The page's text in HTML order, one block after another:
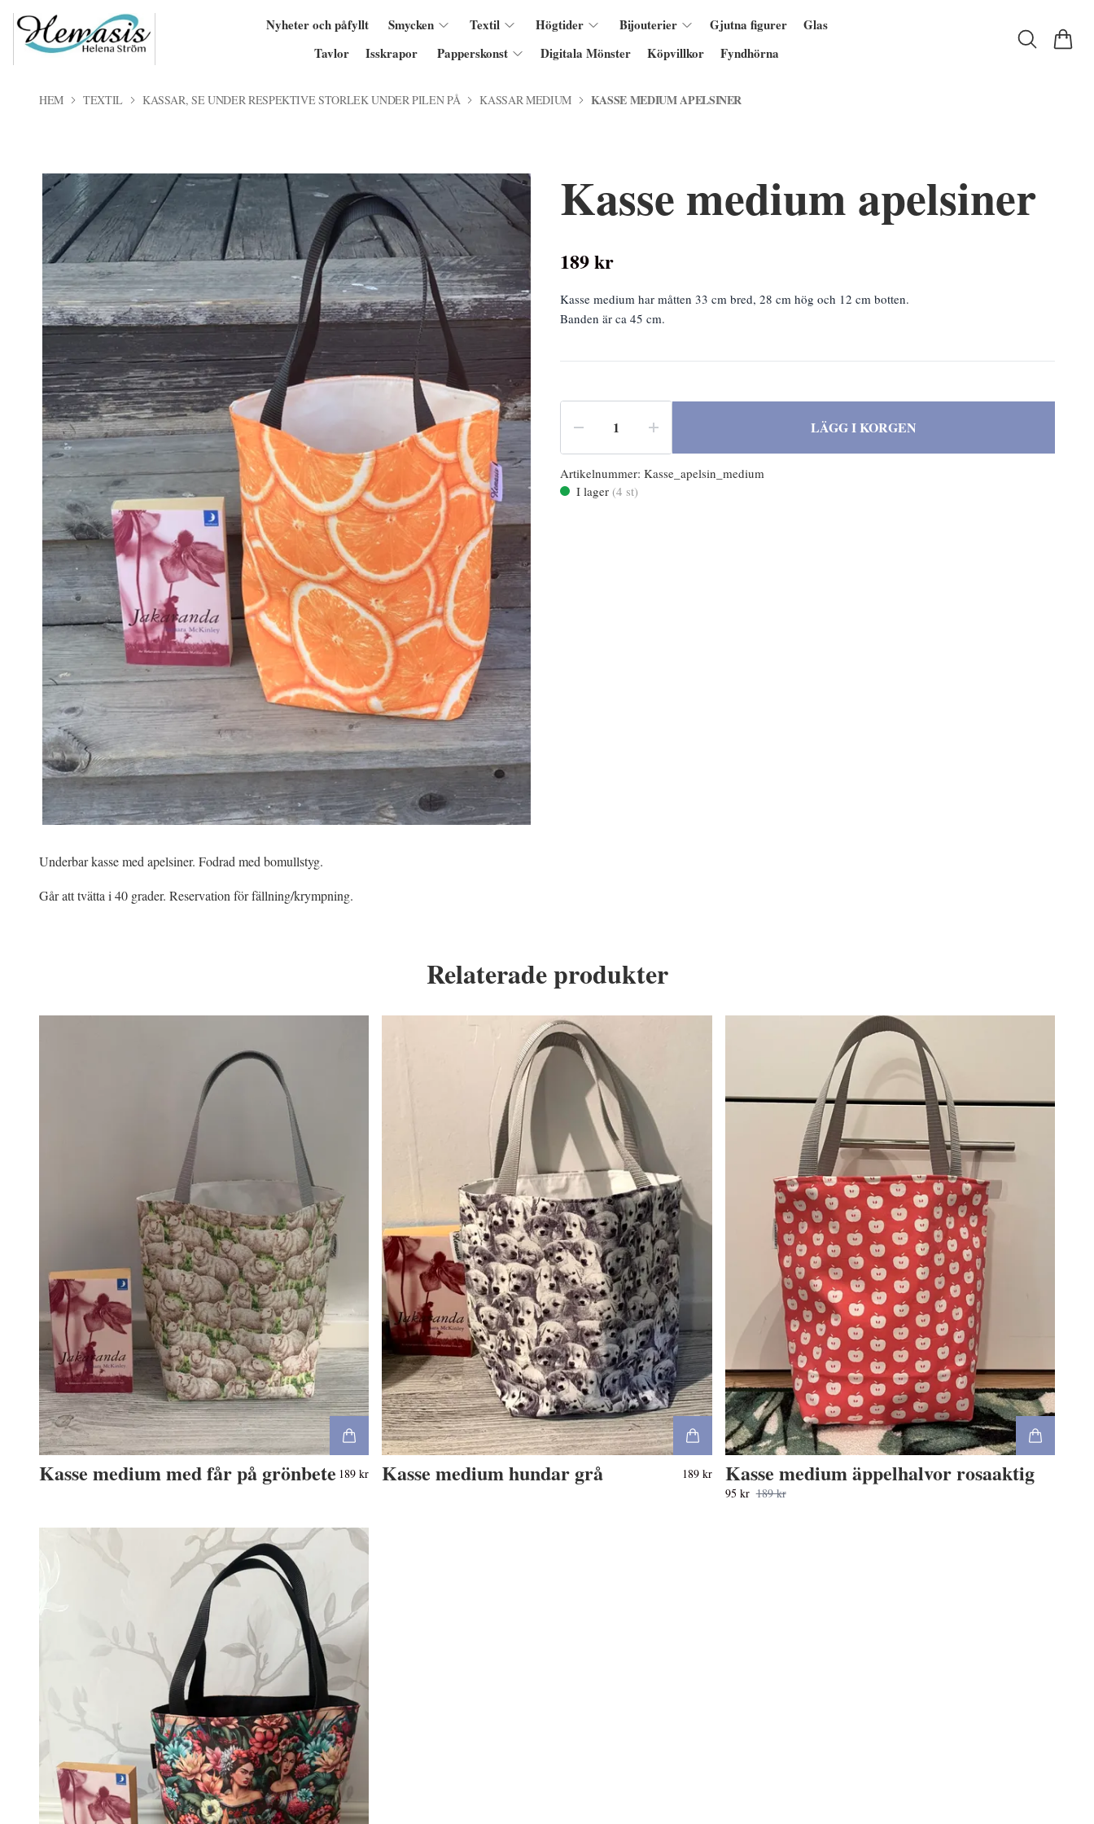
Nyheter och påfyllt Smycken Textil Högtider Bijouterier Gjutna figurer
Glas
Tavlor
Isskrapor Papperskonst Digitala Mönster Köpvillkor Fyndhörna
HEM TEXTIL KASSAR, SE UNDER RESPEKTIVE STORLEK UNDER PILEN PÅ KASSAR MEDIUM KASSE MEDIUM APELSINER
Kasse medium apelsiner
189 kr
Kasse medium har måtten 33 cm bred, 28 cm hög och 12 cm botten.
Banden är ca 45 cm.
LÄGG I KORGEN
Artikelnummer: Kasse_apelsin_medium
I lager (4 st)
Underbar kasse med apelsiner. Fodrad med bomullstyg.
Går att tvätta i 40 grader. Reservation för fällning/krympning.
Relaterade produkter
Kasse medium med får på grönbete 189 kr Kasse medium hundar grå 189 kr Kasse medium äppelhalvor rosaaktig
95 kr 189 kr